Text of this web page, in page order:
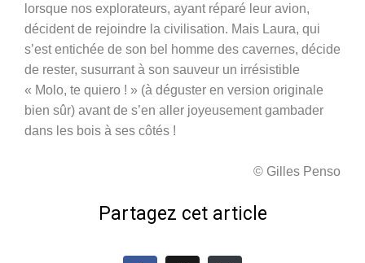
lorsque nos explorateurs, ayant réparé leur avion,
décident de rejoindre la civilisation. Mais Laura, qui
s’est entichée de son bel homme des cavernes, décide
de rester, susurrant à son sauveur un irrésistible
« Molo, te quiero ! » (à déguster en version originale
bien sûr) avant de s’en aller joyeusement gambader
dans les bois à ses côtés !
© Gilles Penso
Partagez cet article